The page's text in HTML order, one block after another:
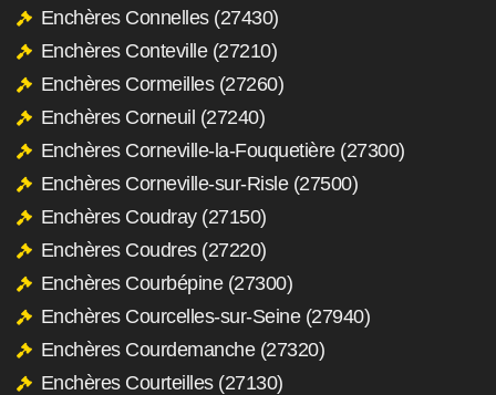
Enchères Connelles (27430)
Enchères Conteville (27210)
Enchères Cormeilles (27260)
Enchères Corneuil (27240)
Enchères Corneville-la-Fouquetière (27300)
Enchères Corneville-sur-Risle (27500)
Enchères Coudray (27150)
Enchères Coudres (27220)
Enchères Courbépine (27300)
Enchères Courcelles-sur-Seine (27940)
Enchères Courdemanche (27320)
Enchères Courteilles (27130)